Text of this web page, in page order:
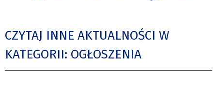
CZYTAJ INNE AKTUALNOŚCI W
KATEGORII: OGŁOSZENIA